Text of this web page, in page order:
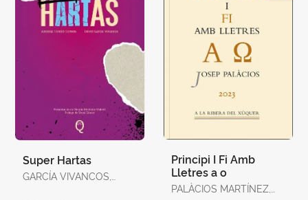
Super Hartas
GARCÍA VIVANCOS,
Principi I Fi Amb
Lletres a o
PALÀCIOS MARTÍNEZ,